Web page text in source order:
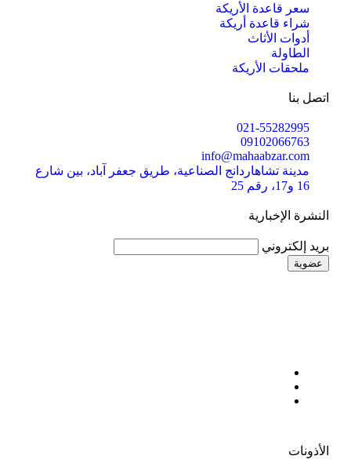
سعر قاعدة الأريكة
شراء قاعدة أريكة
أدوات الأثاث
الطاولة
ملحقات الأريكة
اتصل بنا
021-55282995
09102066763
info@mahaabzar.com
مدينة تشاهاردانج الصناعية، طريق جعفر آباد، بين شارع
16 و17، رقم 25
النشرة الإخبارية
بريد إلكتروني
الأذونات